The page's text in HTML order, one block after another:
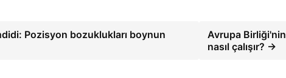
Pozisyon bozuklukları boynun
Avrupa
nasıl çalışır? →